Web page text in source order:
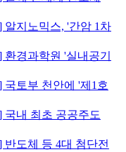
알지노믹스, '간암 1차
경과학원 '실내공기
국토부 천안에 '제1호
국내 최초 공공주도
도체 등 4대 첨단전